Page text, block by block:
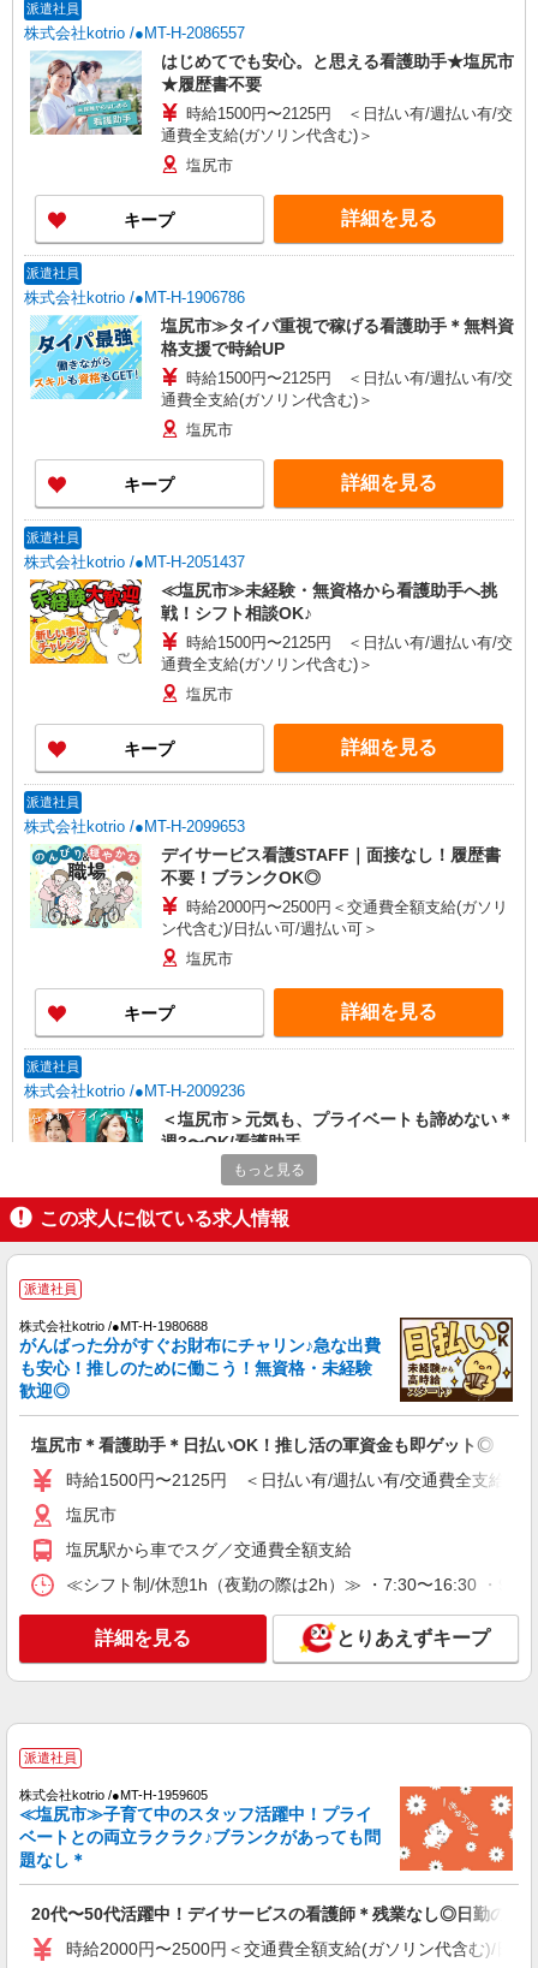
派遣社員
株式会社kotrio /●MT-H-2086557
はじめてでも安心。と思える看護助手★塩尻市
★履歴書不要
時給1500円〜2125円 ＜日払い有/週払い有/交
通費全支給(ガソリン代含む)＞
塩尻市
キープ 詳細を見る
派遣社員
株式会社kotrio /●MT-H-1906786
塩尻市≫タイパ重視で稼げる看護助手＊無料資
格支援で時給UP
時給1500円〜2125円 ＜日払い有/週払い有/交
通費全支給(ガソリン代含む)＞
塩尻市
キープ 詳細を見る
派遣社員
株式会社kotrio /●MT-H-2051437
≪塩尻市≫未経験・無資格から看護助手へ挑
戦！シフト相談OK♪
時給1500円〜2125円 ＜日払い有/週払い有/交
通費全支給(ガソリン代含む)＞
塩尻市
キープ 詳細を見る
派遣社員
株式会社kotrio /●MT-H-2099653
デイサービス看護STAFF｜面接なし！履歴書
不要！ブランクOK◎
時給2000円〜2500円＜交通費全額支給(ガソリ
ン代含む)/日払い可/週払い可＞
塩尻市
キープ 詳細を見る
派遣社員
株式会社kotrio /●MT-H-2009236
＜塩尻市＞元気も、プライベートも諦めない＊
週3〜OK/看護助手
時給1500円〜2125円 ＜日払い有/週払い有/交
通費全支給(ガソリン代含む)＞
塩尻市
派遣社員
株式会社kotrio /●MT-H-1908981
塩尻市＊病院のサポート役♪高時給＆充実の研
時給1500円〜2125円 ＜日払い有/週払い有/交
通費全支給(ガソリン代含む)＞
塩尻市
キープ 詳細を見る
派遣社員
株式会社kotrio /●MT-H-2069473
看護助手／資格も経験も必要なし＊やさしい気
通費全支給(ガソリン代含む)＞
キープ 詳細を見る
派遣社員
株式会社kotrio /●MT-H-1854288
塩尻市▼デイサービスの看護師▼ラクラク業務
もっと見る
この求人に似ている求人情報
派遣社員
株式会社kotrio /●MT-H-1980688
がんばった分がすぐお財布にチャリン♪急な出費
も安心！推しのために働こう！無資格・未経験
歓迎◎
塩尻市＊看護助手＊日払いOK！推し活の軍資金も即ゲット◎
時給1500円〜2125円 ＜日払い有/週払い有/交通費全支給(ガ
塩尻市
塩尻駅から車でスグ／交通費全額支給
≪シフト制/休憩1h（夜勤の際は2h）≫ ・7:30〜16:30 ・
詳細を見る とりあえずキープ
派遣社員
株式会社kotrio /●MT-H-1959605
≪塩尻市≫子育て中のスタッフ活躍中！プライ
ベートとの両立ラクラク♪ブランクがあっても問
題なし＊
20代〜50代活躍中！デイサービスの看護師＊残業なし◎日勤のみ
時給2000円〜2500円＜交通費全額支給(ガソリン代含む)/日払